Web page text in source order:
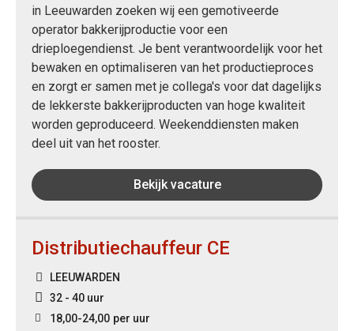
in Leeuwarden zoeken wij een gemotiveerde
operator bakkerijproductie voor een
drieploegendienst. Je bent verantwoordelijk voor het
bewaken en optimaliseren van het productieproces
en zorgt er samen met je collega's voor dat dagelijks
de lekkerste bakkerijproducten van hoge kwaliteit
worden geproduceerd. Weekenddiensten maken
deel uit van het rooster.
Bekijk vacature
Distributiechauffeur CE
LEEUWARDEN
32 - 40 uur
18,00-24,00 per uur